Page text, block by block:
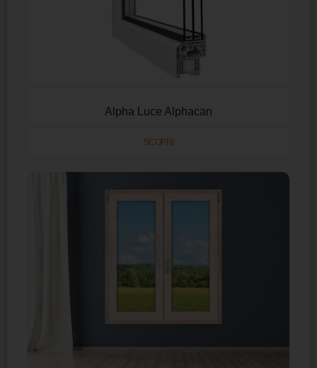
Alpha Luce Alphacan
SCOPRI